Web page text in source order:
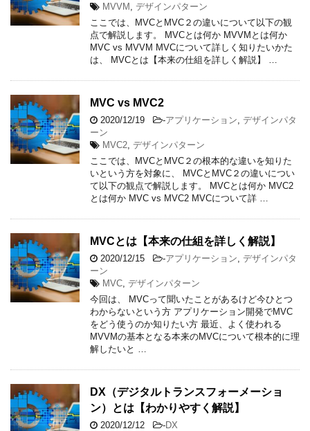
MVVM デザインパターン
ここでは、MVCとMVC２の違いについて以下の観
点で解説します。 MVCとは何か MVVMとは何か
MVC vs MVVM MVCについて詳しく知りたいかた
は、 MVCとは【本来の仕組を詳しく解説】 …
MVC vs MVC2
2020/12/19 -アプリケーション デザインパタ
ーン
MVC2 デザインパターン
ここでは、MVCとMVC２の根本的な違いを知りた
いという方を対象に、 MVCとMVC２の違いについ
て以下の観点で解説します。 MVCとは何か MVC2
とは何か MVC vs MVC2 MVCについて詳 …
MVCとは【本来の仕組を詳しく解説】
2020/12/15 -アプリケーション デザインパタ
ーン
MVC デザインパターン
今回は、 MVCって聞いたことがあるけど今ひとつ
わからないという方 アプリケーション開発でMVC
をどう使うのか知りたい方 最近、よく使われる
MVVMの基本となる本来のMVCについて根本的に理
解したいと …
DX（デジタルトランスフォーメーショ
ン）とは【わかりやすく解説】
2020/12/12 -DX